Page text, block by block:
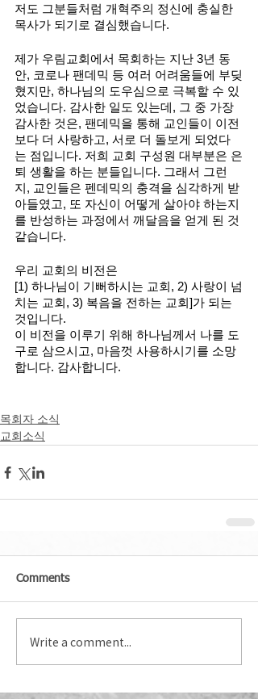
저도 그분들처럼 개혁주의 정신에 충실한
목사가 되기로 결심했습니다.
제가 우림교회에서 목회하는 지난 3년 동
안, 코로나 팬데믹 등 여러 어려움들에 부딪
혔지만, 하나님의 도우심으로 극복할 수 있
었습니다. 감사한 일도 있는데, 그 중 가장
감사한 것은, 팬데믹을 통해 교인들이 이전
보다 더 사랑하고, 서로 더 돌보게 되었다
는 점입니다. 저희 교회 구성원 대부분은 은
퇴 생활을 하는 분들입니다. 그래서 그런
지, 교인들은 펜데믹의 충격을 심각하게 받
아들였고, 또 자신이 어떻게 살아야 하는지
를 반성하는 과정에서 깨달음을 얻게 된 것
같습니다.
우리 교회의 비전은
[1) 하나님이 기뻐하시는 교회, 2) 사랑이 넘
치는 교회, 3) 복음을 전하는 교회]가 되는
것입니다.
이 비전을 이루기 위해 하나님께서 나를 도
구로 삼으시고, 마음껏 사용하시기를 소망
합니다. 감사합니다.
목회자 소식
교회소식
Comments
Write a comment...